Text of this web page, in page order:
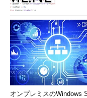
オンプレミスのWindows